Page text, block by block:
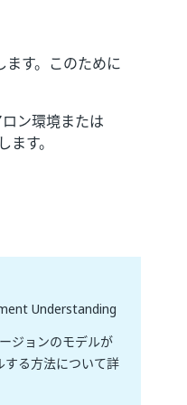
す。このために
ン環境または
す。
Understanding
ジョンのモデルが
る方法について詳